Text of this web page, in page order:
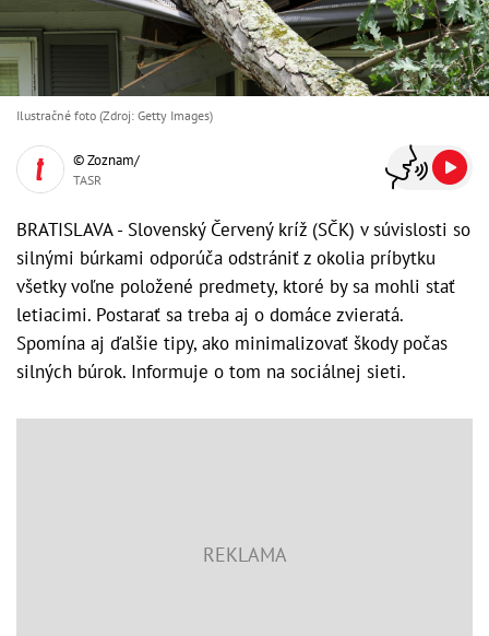
Ilustračné foto (Zdroj: Getty Images)
© Zoznam/
TASR
BRATISLAVA - Slovenský Červený kríž (SČK) v súvislosti so
silnými búrkami odporúča odstrániť z okolia príbytku
všetky voľne položené predmety, ktoré by sa mohli stať
letiacimi. Postarať sa treba aj o domáce zvieratá.
Spomína aj ďalšie tipy, ako minimalizovať škody počas
silných búrok. Informuje o tom na sociálnej sieti.